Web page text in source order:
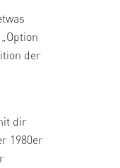
der
dir
1980er